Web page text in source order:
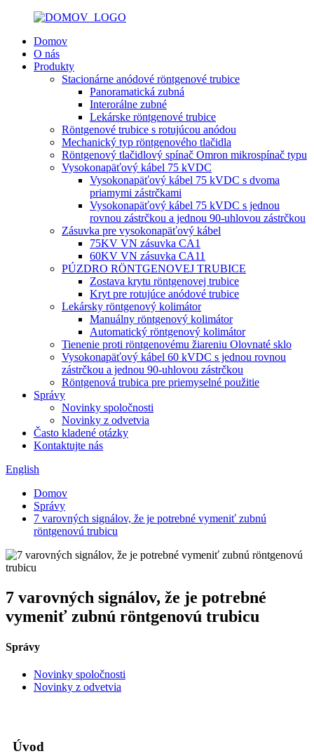
Domov
O nás
Produkty
Stacionárne anódové röntgenové trubice
Panoramatická zubná
Interorálne zubné
Lekárske röntgenové trubice
Röntgenové trubice s rotujúcou anódou
Mechanický typ röntgenového tlačidla
Röntgenový tlačidlový spínač Omron mikrospínač typu
Vysokonapäťový kábel 75 kVDC
Vysokonapäťový kábel 75 kVDC s dvoma
priamymi zástrčkami
Vysokonapäťový kábel 75 kVDC s jednou
rovnou zástrčkou a jednou 90-uhlovou zástrčkou
Zásuvka pre vysokonapäťový kábel
75KV VN zásuvka CA1
60KV VN zásuvka CA11
PÚZDRO RÖNTGENOVEJ TRUBICE
Zostava krytu röntgenovej trubice
Kryt pre rotujúce anódové trubice
Lekársky röntgenový kolimátor
Manuálny röntgenový kolimátor
Automatický röntgenový kolimátor
Tienenie proti röntgenovému žiareniu Olovnaté sklo
Vysokonapäťový kábel 60 kVDC s jednou rovnou
zástrčkou a jednou 90-uhlovou zástrčkou
Röntgenová trubica pre priemyselné použitie
Správy
Novinky spoločnosti
Novinky z odvetvia
Často kladené otázky
Kontaktujte nás
English
Domov
Správy
7 varovných signálov, že je potrebné vymeniť zubnú
röntgenovú trubicu
7 varovných signálov, že je potrebné
vymeniť zubnú röntgenovú trubicu
Správy
Novinky spoločnosti
Novinky z odvetvia
Úvod